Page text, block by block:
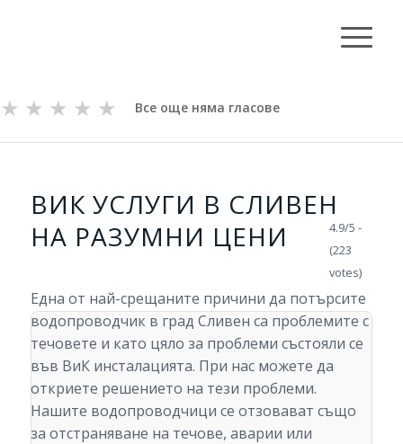
★
★
★
★
★ Все още няма гласове
ВИК УСЛУГИ В СЛИВЕН
НА РАЗУМНИ ЦЕНИ
Една от най-срещаните причини да потърсите
водопроводчик в град Сливен са проблемите с
течовете и като цяло за проблеми състояли се
във ВиК инсталацията. При нас можете да
откриете решението на тези проблеми.
Нашите водопроводчици се отзовават също
за отстраняване на течове, аварии или
4.9/5 -
(223
votes)